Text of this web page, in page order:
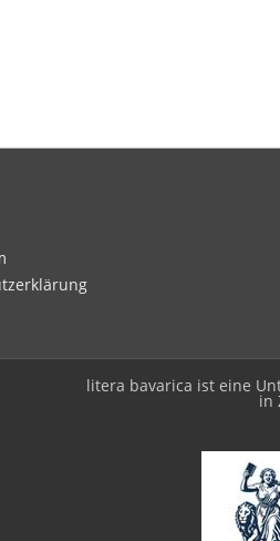
litera bavarica ist eine
in